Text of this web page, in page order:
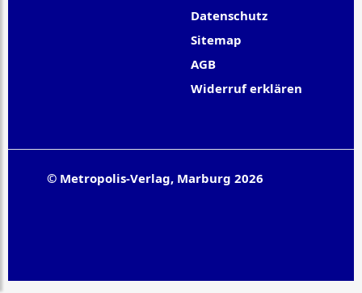
Datenschutz
Sitemap
AGB
Widerruf erklären
© Metropolis-Verlag, Marburg 2026